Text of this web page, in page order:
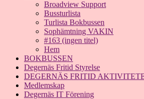
Broadview Support
Bussturlista
Turlista Bokbussen
Sophämtning VAKIN
#163 (ingen titel)
Hem
BOKBUSSEN
Degernäs Fritid Styrelse
DEGERNÄS FRITID
Medlemskap
Degernäs IT Förening